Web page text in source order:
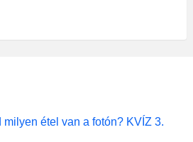
étel van a fotón? KVÍZ 3.